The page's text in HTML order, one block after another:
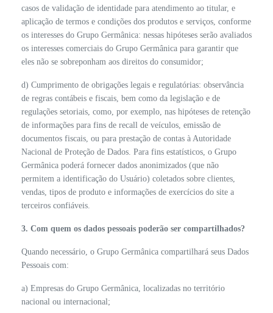
casos de validação de identidade para atendimento ao titular, e
aplicação de termos e condições dos produtos e serviços, conforme
os interesses do Grupo Germânica: nessas hipóteses serão avaliados
os interesses comerciais do Grupo Germânica para garantir que
eles não se sobreponham aos direitos do consumidor;
d) Cumprimento de obrigações legais e regulatórias: observância
de regras contábeis e fiscais, bem como da legislação e de
regulações setoriais, como, por exemplo, nas hipóteses de retenção
de informações para fins de recall de veículos, emissão de
documentos fiscais, ou para prestação de contas à Autoridade
Nacional de Proteção de Dados. Para fins estatísticos, o Grupo
Germânica poderá fornecer dados anonimizados (que não
permitem a identificação do Usuário) coletados sobre clientes,
vendas, tipos de produto e informações de exercícios do site a
terceiros confiáveis.
3. Com quem os dados pessoais poderão ser compartilhados?
Quando necessário, o Grupo Germânica compartilhará seus Dados
Pessoais com:
a) Empresas do Grupo Germânica, localizadas no território
nacional ou internacional;